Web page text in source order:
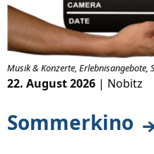
Sommerkino
Musik & Konzerte, Erlebnisangebote,
22. August 2026 | Nobitz